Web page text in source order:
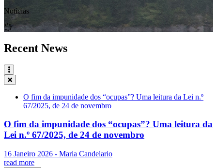
Notícias
Recent News
O fim da impunidade dos “ocupas”? Uma leitura da Lei n.º
67/2025, de 24 de novembro
O fim da impunidade dos “ocupas”? Uma leitura da
Lei n.º 67/2025, de 24 de novembro
16 Janeiro 2026 - Maria Candelario
read more